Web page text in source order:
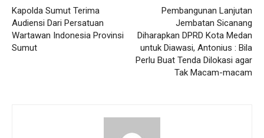
Kapolda Sumut Terima
Audiensi Dari Persatuan
Wartawan Indonesia Provinsi
Sumut
Pembangunan Lanjutan
Jembatan Sicanang
Diharapkan DPRD Kota Medan
untuk Diawasi, Antonius : Bila
Perlu Buat Tenda Dilokasi agar
Tak Macam-macam